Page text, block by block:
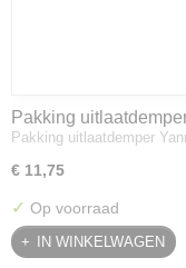
Pakking
128300-13230
Pakking uitlaatdemper
€ 11,75
✓ Op voorraad
IN WINKELWAGEN